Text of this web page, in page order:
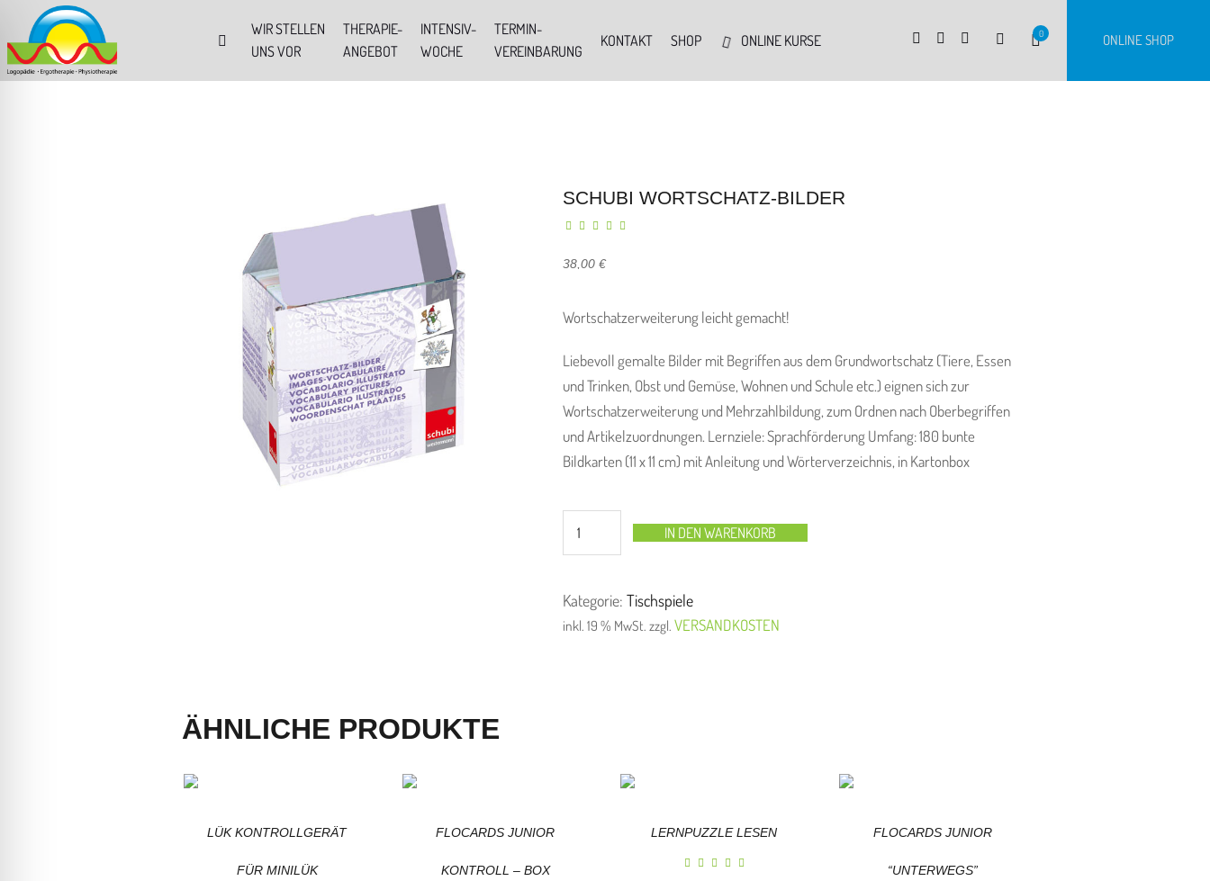
ONLINE SHOP
0
WIR STELLEN
UNS VOR
THERAPIE-
ANGEBOT
INTENSIV-
WOCHE
TERMIN-
VEREINBARUNG
KONTAKT SHOP ONLINE KURSE
SCHUBI WORTSCHATZ-BILDER
38,00 €
Wortschatzerweiterung leicht gemacht!
Liebevoll gemalte Bilder mit Begriffen aus dem Grundwortschatz (Tiere, Essen
und Trinken, Obst und Gemüse, Wohnen und Schule etc.) eignen sich zur
Wortschatzerweiterung und Mehrzahlbildung, zum Ordnen nach Oberbegriffen
und Artikelzuordnungen. Lernziele: Sprachförderung Umfang: 180 bunte
Bildkarten (11 x 11 cm) mit Anleitung und Wörterverzeichnis, in Kartonbox
IN DEN WARENKORB
Kategorie: Tischspiele
inkl. 19 % MwSt. zzgl. VERSANDKOSTEN
ÄHNLICHE PRODUKTE
LÜK KONTROLLGERÄT
FÜR MINILÜK
FLOCARDS JUNIOR
KONTROLL – BOX
LERNPUZZLE LESEN FLOCARDS JUNIOR
“UNTERWEGS”